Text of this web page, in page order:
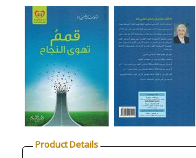
Product Details